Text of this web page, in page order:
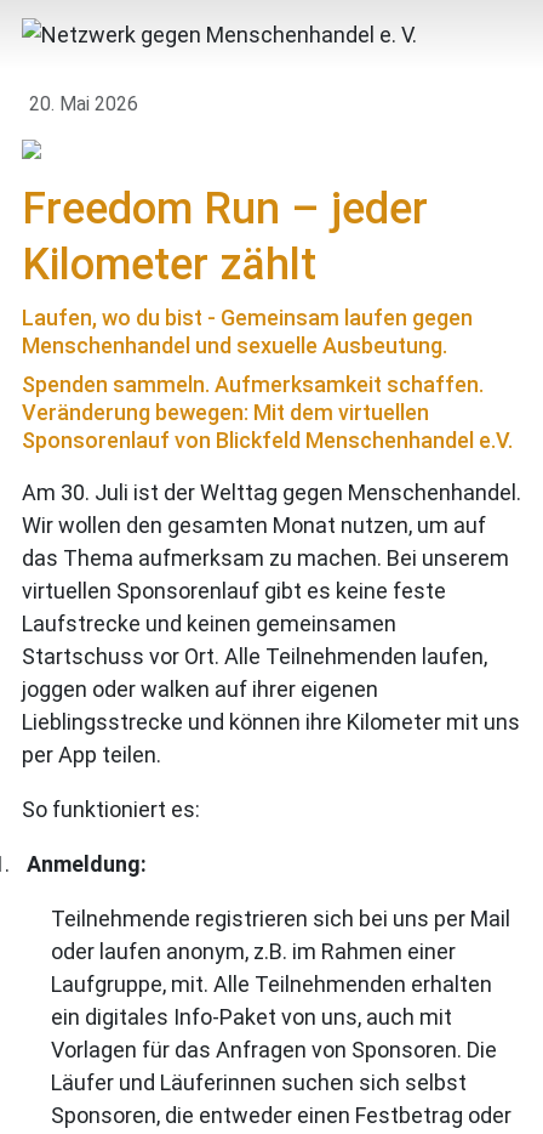
20. Mai 2026
Freedom Run – jeder
Kilometer zählt
Laufen, wo du bist - Gemeinsam laufen gegen
Menschenhandel und sexuelle Ausbeutung.
Spenden sammeln. Aufmerksamkeit schaffen.
Veränderung bewegen: Mit dem virtuellen
Sponsorenlauf von Blickfeld Menschenhandel e.V.
Am 30. Juli ist der Welttag gegen Menschenhandel.
Wir wollen den gesamten Monat nutzen, um auf
das Thema aufmerksam zu machen. Bei unserem
virtuellen Sponsorenlauf gibt es keine feste
Laufstrecke und keinen gemeinsamen
Startschuss vor Ort. Alle Teilnehmenden laufen,
joggen oder walken auf ihrer eigenen
Lieblingsstrecke und können ihre Kilometer mit uns
per App teilen.
So funktioniert es:
Anmeldung:
Teilnehmende registrieren sich bei uns per Mail
oder laufen anonym, z.B. im Rahmen einer
Laufgruppe, mit. Alle Teilnehmenden erhalten
ein digitales Info-Paket von uns, auch mit
Vorlagen für das Anfragen von Sponsoren. Die
Läufer und Läuferinnen suchen sich selbst
Sponsoren, die entweder einen Festbetrag oder